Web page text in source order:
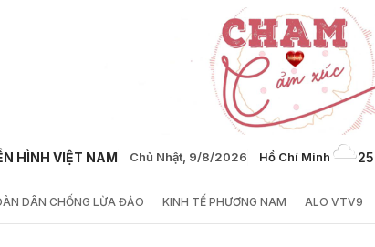
HÌNH VIỆT NAM Chủ Nhật, 9/8/2026 Hồ Chí Minh
DÂN CHỐNG LỪA ĐẢO KINH TẾ PHƯƠNG NAM ALO VTV9